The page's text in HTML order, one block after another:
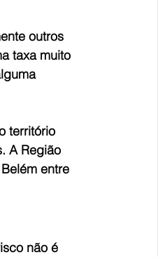
outros
taxa muito
território
A Região
entre
não é